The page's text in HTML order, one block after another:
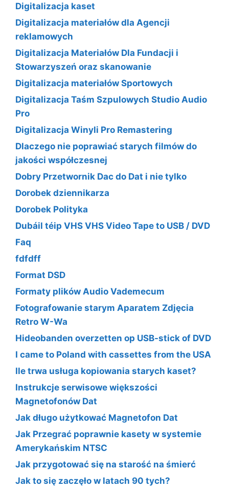
Digitalizacja kaset
Digitalizacja materiałów dla Agencji
reklamowych
Digitalizacja Materiałów Dla Fundacji i
Stowarzyszeń oraz skanowanie
Digitalizacja materiałów Sportowych
Digitalizacja Taśm Szpulowych Studio Audio
Pro
Digitalizacja Winyli Pro Remastering
Dlaczego nie poprawiać starych filmów do
jakości współczesnej
Dobry Przetwornik Dac do Dat i nie tylko
Dorobek dziennikarza
Dorobek Polityka
Dubáil téip VHS VHS Video Tape to USB / DVD
Faq
fdfdff
Format DSD
Formaty plików Audio Vademecum
Fotografowanie starym Aparatem Zdjęcia
Retro W-Wa
Hideobanden overzetten op USB-stick of DVD
I came to Poland with cassettes from the USA
Ile trwa usługa kopiowania starych kaset?
Instrukcje serwisowe większości
Magnetofonów Dat
Jak długo użytkować Magnetofon Dat
Jak Przegrać poprawnie kasety w systemie
Amerykańskim NTSC
Jak przygotować się na starość na śmierć
Jak to się zaczęło w latach 90 tych?